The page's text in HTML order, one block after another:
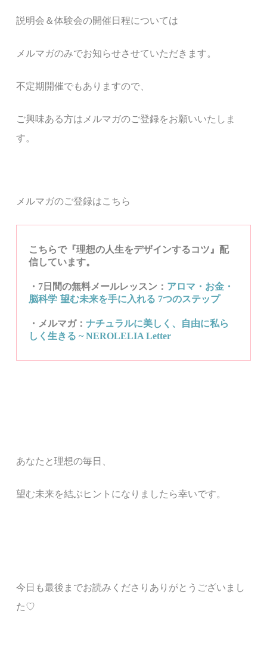
説明会＆体験会の開催日程については
メルマガのみでお知らせさせていただきます。
不定期開催でもありますので、
ご興味ある方はメルマガのご登録をお願いいたしま
す。
メルマガのご登録はこちら
こちらで『理想の人生をデザインするコツ』配
信しています。
・7日間の無料メールレッスン： アロマ・お金・
脳科学 望む未来を手に入れる 7つのステップ
・メルマガ：ナチュラルに美しく、自由に私ら
しく生きる ~ NEROLELIA Letter
あなたと理想の毎日、
望む未来を結ぶ ヒント になりましたら幸いです。
今日も最後までお読みくださりありがとうございまし
た♡